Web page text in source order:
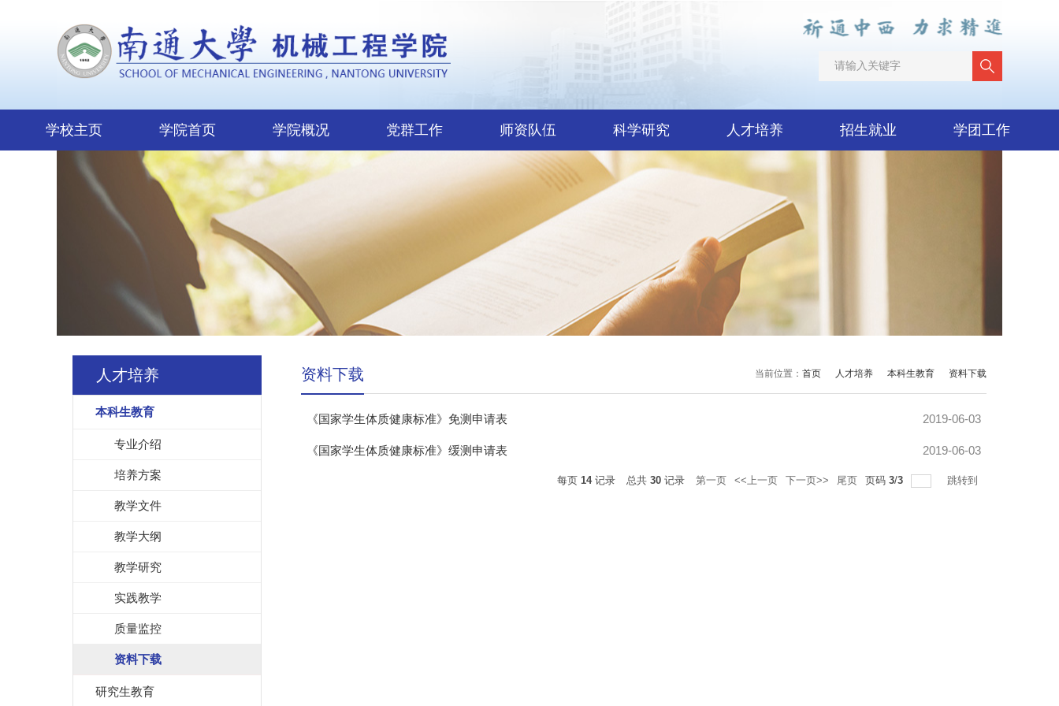
学校主页 学院首页 学院概况 党群工作 师资队伍 科学研究 人才培养 招生就业 学团工作
人才培养
本科生教育
专业介绍
培养方案
教学文件
教学大纲
教学研究
实践教学
质量监控
资料下载
研究生教育
当前位置： 首页 人才培养 本科生教育 资料下载
资料下载
《国家学生体质健康标准》免测申请表 2019-06-03
《国家学生体质健康标准》缓测申请表 2019-06-03
每页 14记录 总共 30 记录 第一页 <<上一页 下一页>> 尾页 页码 3/3 跳转到